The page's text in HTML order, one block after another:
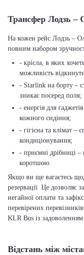
Трансфер Лодзь –
На кожен рейс Лодзь –
повним набором
- крісла, в яких
можливість
- Starlink на борту –
зникає посеред поля;
- енергія для
кожного сидіння;
- гігієна та клімат –
кондиціонування;
- приємні дрібниці –
коротшою.
Якщо ви ще вагаєтесь
резервації. Це дозволяє
негайної оплати та
перевірених
KLR Bus із задоволенням.
Відстань між